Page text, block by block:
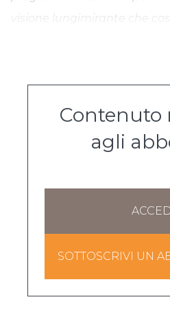
visione lungimirante che
Contenuto
agli
SOTTOSCRIVI UN